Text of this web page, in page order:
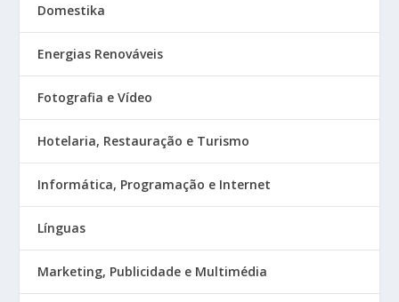
Domestika
Energias Renováveis
Fotografia e Vídeo
Hotelaria, Restauração e Turismo
Informática, Programação e Internet
Línguas
Marketing, Publicidade e Multimédia